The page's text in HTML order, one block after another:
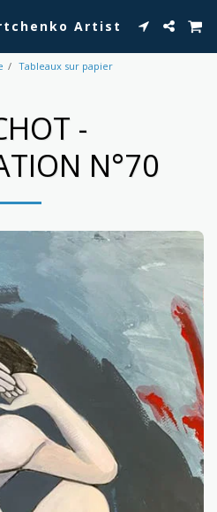
Artist
Tableaux sur papier
-
N°70